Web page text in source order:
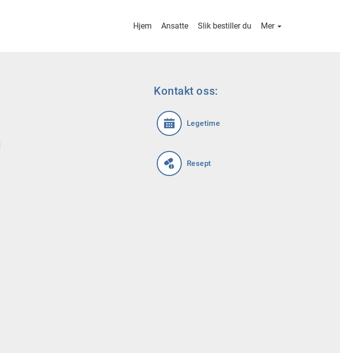
Hjem Ansatte Slik bestiller du Mer
Kontakt oss:
Legetime
Resept